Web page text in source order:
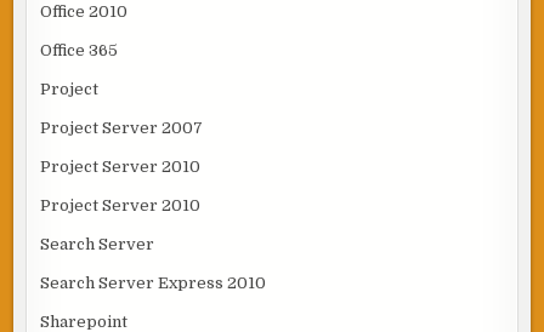
Office 2010
Office 365
Project
Project Server 2007
Project Server 2010
Project Server 2010
Search Server
Search Server Express 2010
Sharepoint